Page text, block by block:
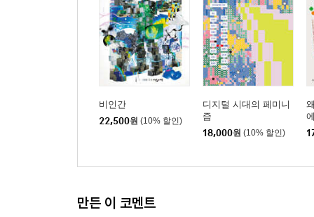
비인간
22,500원 (10% 할인)
디지털 시대의 페미니
즘
18,000원 (10% 할인)
만든 이 코멘트